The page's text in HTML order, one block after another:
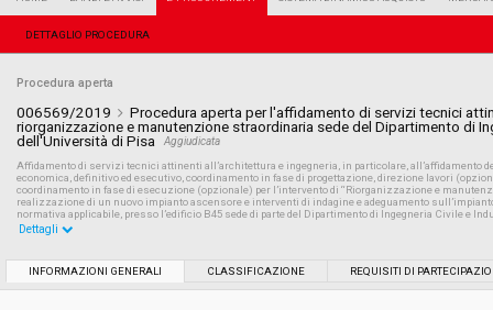
DETTAGLIO PROCEDURA
Procedura aperta
006569/2019
Procedura aperta per l'affidamento di servizi tecnici
riorganizzazione e manutenzione straordinaria sede del Dipartimento di
dell'Università di Pisa
Aggiudicata
Affidamento di servizi tecnici attinenti all’architettura e ingegneria, in particolare, all’affidamento
economica, definitivo ed esecutivo, coordinamento in fase di progettazione, direzione lavori
coordinamento in fase di esecuzione (opzionale) per l’intervento di “Riorganizzazione e
realizzazione di un nuovo impianto ascensore e interventi di indagine e adeguamento
normativa applicabile, presso l’edificio B45 sede di parte del Dipartimento di Ingegneria Civile e
Dettagli
INFORMAZIONI GENERALI CLASSIFICAZIONE REQUISITI DI